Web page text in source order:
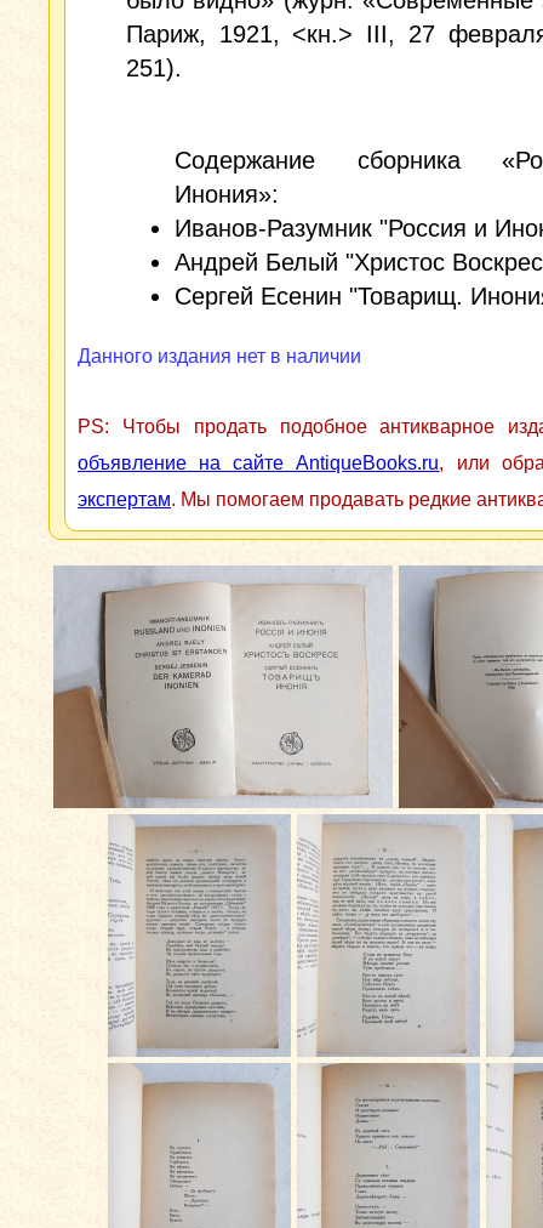
Париж, 1921, <кн.> III, 27
251).
Содержание сборника
Инония»:
Иванов-Разумник "Россия и
Андрей Белый "Христос
Сергей Есенин "Товарищ.
Данного издания нет в наличии
PS: Чтобы продать подобное антикварное
объявление на сайте AntiqueBooks.ru, или
экспертам. Мы помогаем продавать редкие